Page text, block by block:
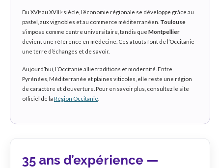
Du XVIᵉ au XVIIIᵉ siècle, l’économie régionale se développe grâce au
pastel, aux vignobles et au commerce méditerranéen. Toulouse
s’impose comme centre universitaire, tandis que Montpellier
devient une référence en médecine. Ces atouts font de l’Occitanie
une terre d’échanges et de savoir.
Aujourd’hui, l’Occitanie allie traditions et modernité. Entre
Pyrénées, Méditerranée et plaines viticoles, elle reste une région
de caractère et d’ouverture. Pour en savoir plus, consultez le site
officiel de la Région Occitanie
35 ans d’expérience —